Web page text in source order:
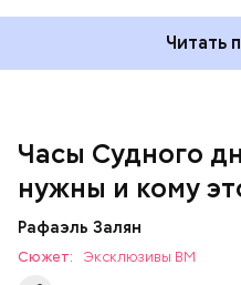
Читать
Часы Судного
нужны и кому
Рафаэль Залян
Сюжет: Эксклюзивы ВМ
— Поскольку мы стоим
ядерного века и
изменения климата,
ответственность за
общественности и
опасностях, с которыми
переводе стрелки.
перевода на полминуты
выбросов углекислого
национализма во всем
изменения климата.